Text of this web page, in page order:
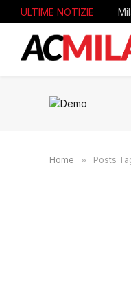
ULTIME NOTIZIE
Home » Posts